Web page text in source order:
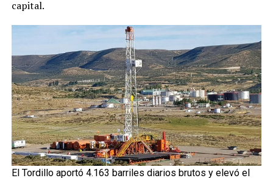
capital.
El Tordillo aportó 4.163 barriles diarios brutos y elevó el